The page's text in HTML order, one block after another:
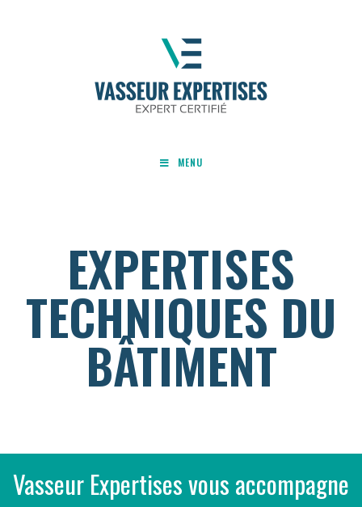
MENU
EXPERTISES
TECHNIQUES DU
BÂTIMENT
Vasseur Expertises vous accompagne